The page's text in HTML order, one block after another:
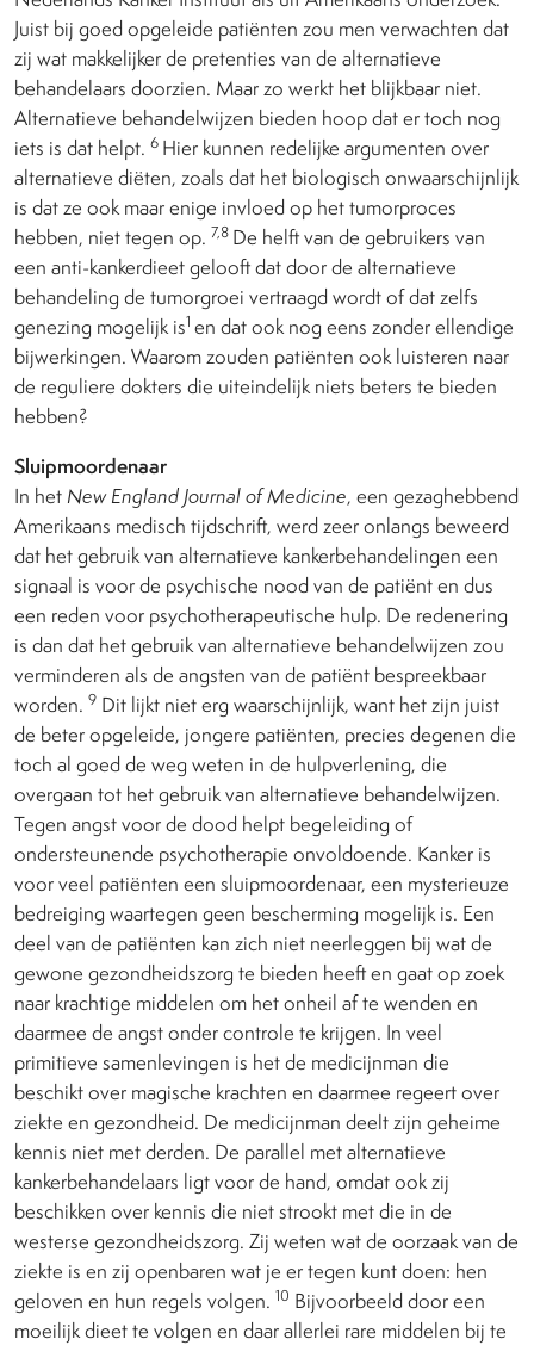
Juist bij goed opgeleide patiënten zou men verwachten dat
zij wat makkelijker de pretenties van de alternatieve
behandelaars doorzien. Maar zo werkt het blijkbaar niet.
Alternatieve behandelwijzen bieden hoop dat er toch nog
iets is dat helpt. 6 Hier kunnen redelijke argumenten over
alternatieve diëten, zoals dat het biologisch onwaarschijnlijk
is dat ze ook maar enige invloed op het tumorproces
hebben, niet tegen op. 7,8 De helft van de gebruikers van
een anti-kankerdieet gelooft dat door de alternatieve
behandeling de tumorgroei vertraagd wordt of dat zelfs
genezing mogelijk is1 en dat ook nog eens zonder ellendige
bijwerkingen. Waarom zouden patiënten ook luisteren naar
de reguliere dokters die uiteindelijk niets beters te bieden
hebben?
Sluipmoordenaar
In het New England Journal of Medicine, een gezaghebbend
Amerikaans medisch tijdschrift, werd zeer onlangs beweerd
dat het gebruik van alternatieve kankerbehandelingen een
signaal is voor de psychische nood van de patiënt en dus
een reden voor psychotherapeutische hulp. De redenering
is dan dat het gebruik van alternatieve behandelwijzen zou
verminderen als de angsten van de patiënt bespreekbaar
worden. 9 Dit lijkt niet erg waarschijnlijk, want het zijn juist
de beter opgeleide, jongere patiënten, precies degenen die
toch al goed de weg weten in de hulpverlening, die
overgaan tot het gebruik van alternatieve behandelwijzen.
Tegen angst voor de dood helpt begeleiding of
ondersteunende psychotherapie onvoldoende. Kanker is
voor veel patiënten een sluipmoordenaar, een mysterieuze
bedreiging waartegen geen bescherming mogelijk is. Een
deel van de patiënten kan zich niet neerleggen bij wat de
gewone gezondheidszorg te bieden heeft en gaat op zoek
naar krachtige middelen om het onheil af te wenden en
daarmee de angst onder controle te krijgen. In veel
primitieve samenlevingen is het de medicijnman die
beschikt over magische krachten en daarmee regeert over
ziekte en gezondheid. De medicijnman deelt zijn geheime
kennis niet met derden. De parallel met alternatieve
kankerbehandelaars ligt voor de hand, omdat ook zij
beschikken over kennis die niet strookt met die in de
westerse gezondheidszorg. Zij weten wat de oorzaak van de
ziekte is en zij openbaren wat je er tegen kunt doen: hen
geloven en hun regels volgen. 10 Bijvoorbeeld door een
moeilijk dieet te volgen en daar allerlei rare middelen bij te